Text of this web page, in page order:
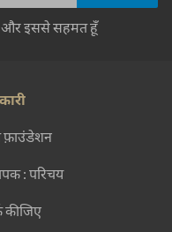
और इससे सहमत हूँ
फ़ाउंडेशन
: परिचय
कीजिए